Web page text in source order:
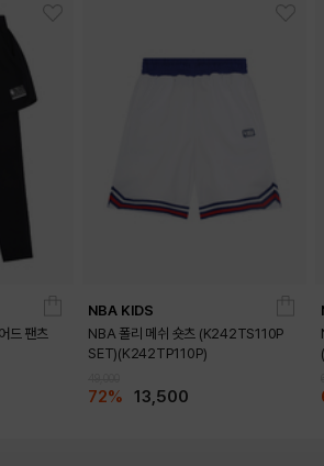
드 팬츠
NBA KIDS
NBA 폴리 메쉬 숏츠 (K242TS110P
SET)(K242TP110P)
72% 13,500